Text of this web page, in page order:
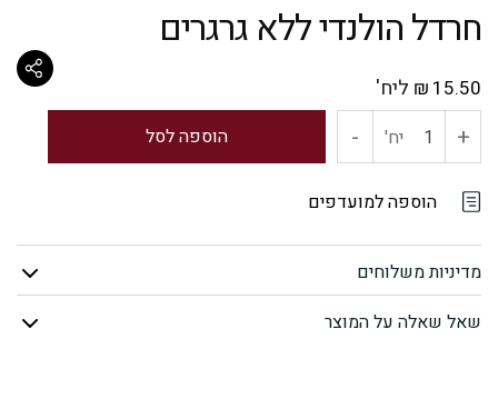
חרדל הולנדי ללא גרגרים
₪ 15.50 ליח'
+ כמות
הולנדי
ללא
יח' - הוספה לסל
הוספה למועדפים
מדיניות משלוחים
שאל שאלה על המוצר